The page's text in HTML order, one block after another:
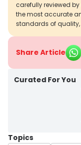
carefully reviewed
the most accurate
standards of quality,
Share Article
Curated For You
Topics